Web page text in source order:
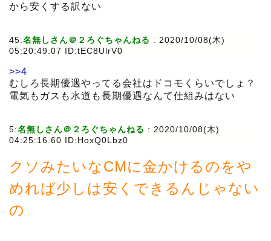
から安くする訳ない
45:名無しさん＠２ろぐちゃんねる : 2020/10/08(木)
05:20:49.07 ID:tEC8UlrV0
>>4
むしろ長期優遇やってる会社はドコモくらいでしょ？
電気もガスも水道も長期優遇なんて仕組みはない
5:名無しさん＠２ろぐちゃんねる : 2020/10/08(木)
04:25:16.60 ID:HoxQ0Lbz0
クソみたいなCMに金かけるのをや
めれば少しは安くできるんじゃない
の